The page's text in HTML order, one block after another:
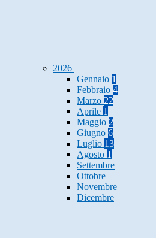
2026
Gennaio 1
Febbraio 4
Marzo 22
Aprile 1
Maggio 2
Giugno 6
Luglio 13
Agosto 1
Settembre
Ottobre
Novembre
Dicembre